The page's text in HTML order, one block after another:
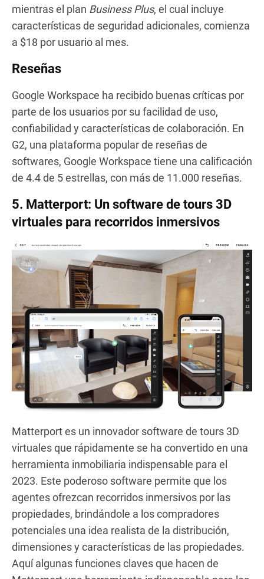
mientras el plan Business Plus, el cual incluye
características de seguridad adicionales, comienza
a $18 por usuario al mes.
Reseñas
Google Workspace ha recibido buenas críticas por
parte de los usuarios por su facilidad de uso,
confiabilidad y características de colaboración. En
G2, una plataforma popular de reseñas de
softwares, Google Workspace tiene una calificación
de 4.4 de 5 estrellas, con más de 11.000 reseñas.
5. Matterport: Un software de tours 3D
virtuales para recorridos inmersivos
Matterport es un innovador software de tours 3D
virtuales que rápidamente se ha convertido en una
herramienta inmobiliaria indispensable para el
2023. Este poderoso software permite que los
agentes ofrezcan recorridos inmersivos por las
propiedades, brindándole a los compradores
potenciales una idea realista de la distribución,
dimensiones y características de las propiedades.
Aquí algunas funciones claves que hacen de